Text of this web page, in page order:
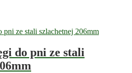
do pni ze stali